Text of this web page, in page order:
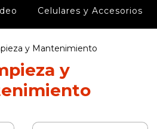
Celulares y Accesorios
y Mantenimiento
y